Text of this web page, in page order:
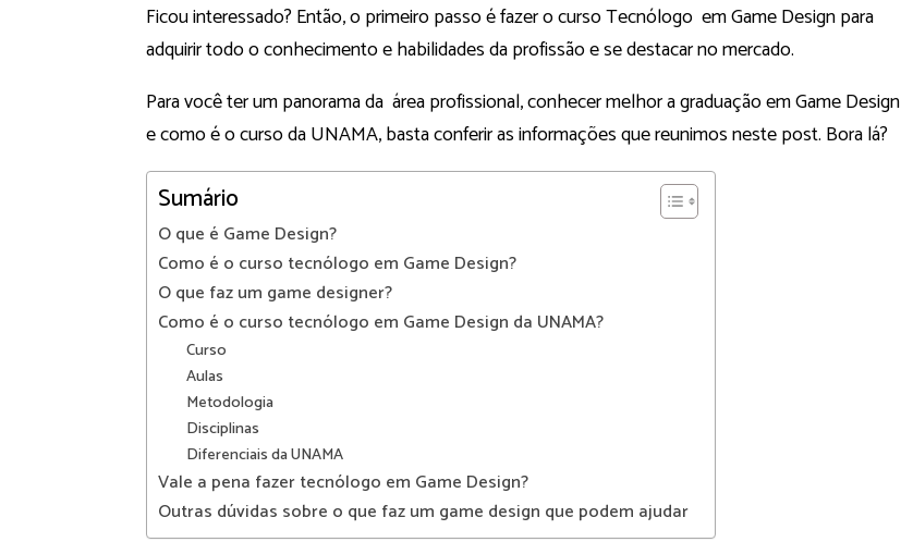
Ficou interessado? Então, o primeiro passo é fazer o curso Tecnólogo em Game Design para
adquirir todo o conhecimento e habilidades da profissão e se destacar no mercado.
Para você ter um panorama da área profissional, conhecer melhor a graduação em Game Design
e como é o curso da UNAMA, basta conferir as informações que reunimos neste post. Bora lá?
Sumário
O que é Game Design?
Como é o curso tecnólogo em Game Design?
O que faz um game designer?
Como é o curso tecnólogo em Game Design da UNAMA?
Curso
Aulas
Metodologia
Disciplinas
Diferenciais da UNAMA
Vale a pena fazer tecnólogo em Game Design?
Outras dúvidas sobre o que faz um game design que podem ajudar